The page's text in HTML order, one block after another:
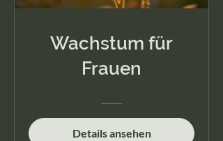
Wachstum für
Frauen
Details ansehen